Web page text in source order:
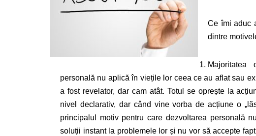
Ce îmi aduc
dintre
personală nu aplică în viețile lor ceea ce au aflat sau
a fost revelator, dar cam atât. Totul se oprește la
nivel declarativ, dar când vine vorba de acțiune o
principalul motiv pentru care dezvoltarea personală
soluții instant la problemele lor și nu vor să accepte